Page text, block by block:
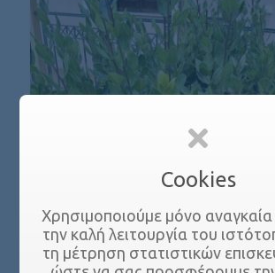
ΔΑΦΝΗ ΑΠΟΛΛΩΝΑ
Cookies
Χρησιμοποιούμε μόνο αναγκαία
την καλή λειτουργία του
τη μέτρηση στατιστικών